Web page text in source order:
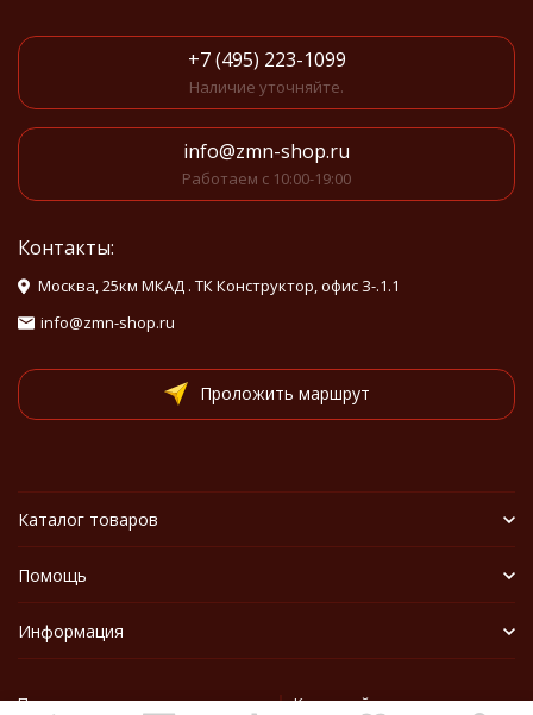
+7 (495) 223-1099
Наличие уточняйте.
info@zmn-shop.ru
Работаем с 10:00-19:00
Контакты:
Москва, 25км МКАД . ТК Конструктор, офис З-.1.1
info@zmn-shop.ru
Проложить маршрут
Каталог товаров
Помощь
Информация
Политика персональных данных Карта сайта